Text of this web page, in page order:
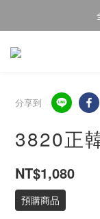
分享到
3820正
NT$1,080
預購商品